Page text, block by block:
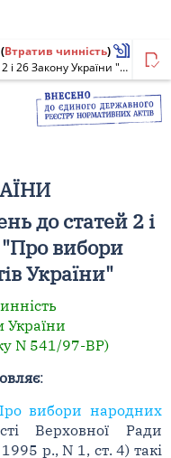
(Втратив чинність)
Про внесення доповнень до статей 2 і 26 Закону України "Про вибори народних депутатів України"